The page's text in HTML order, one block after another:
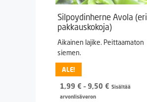
Silpoydinherne Avola (eri
pakkauskokoja)
Aikainen lajike. Peittaamaton
siemen.
ALE!
1,99 € – 9,50 € Hintaluokka:
Sisältää
arvonlisäveron